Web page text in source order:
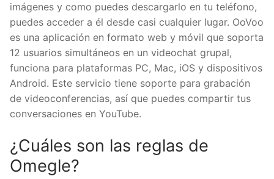
imágenes y como puedes descargarlo en tu teléfono,
puedes acceder a él desde casi cualquier lugar. OoVoo
es una aplicación en formato web y móvil que soporta
12 usuarios simultáneos en un videochat grupal,
funciona para plataformas PC, Mac, iOS y dispositivos
Android. Este servicio tiene soporte para grabación
de videoconferencias, así que puedes compartir tus
conversaciones en YouTube.
¿Cuáles son las reglas de
Omegle?